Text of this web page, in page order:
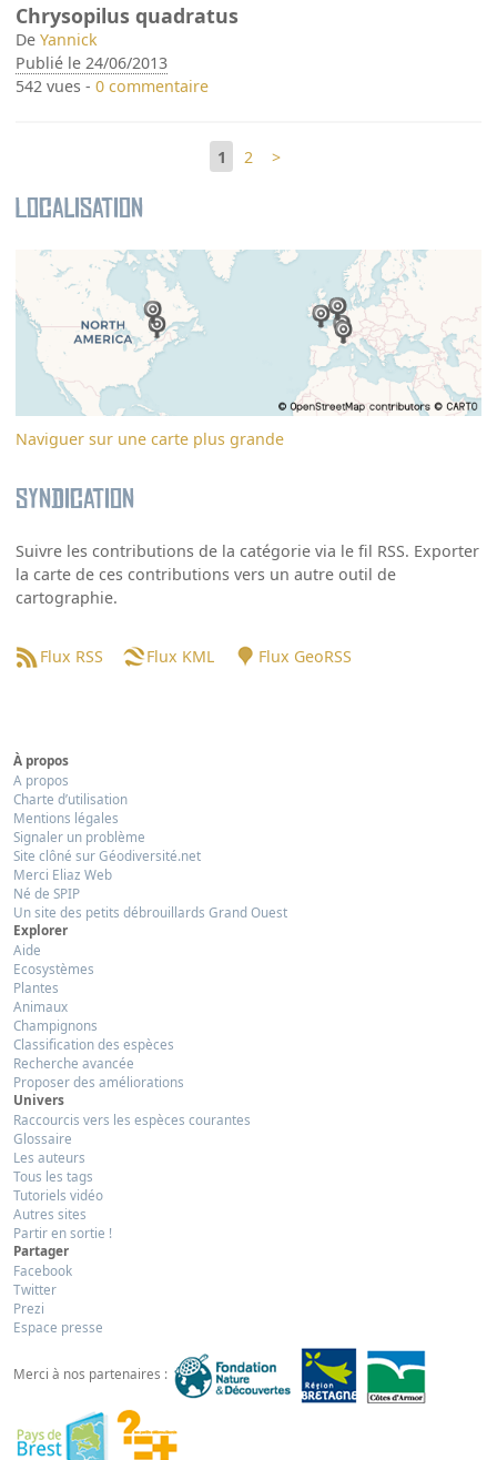
Chrysopilus quadratus
DeYannick
Publié le 24/06/2013
542 vues -0 commentaire
1 2 >
Localisation
Naviguer sur une carte plus grande
Syndication
Suivre les contributions de la catégorie via le fil RSS. Exporter
la carte de ces contributions vers un autre outil de
cartographie.
Flux RSS Flux KML Flux GeoRSS
À propos
A propos
Charte d’utilisation
Mentions légales
Signaler un problème
Site clôné sur Géodiversité.net
Merci Eliaz Web
Né de SPIP
Un site des petits débrouillards Grand Ouest
Explorer
Aide
Ecosystèmes
Plantes
Animaux
Champignons
Classification des espèces
Recherche avancée
Proposer des améliorations
Univers
Raccourcis vers les espèces courantes
Glossaire
Les auteurs
Tous les tags
Tutoriels vidéo
Autres sites
Partir en sortie !
Partager
Facebook
Twitter
Prezi
Espace presse
Merci à nos partenaires :